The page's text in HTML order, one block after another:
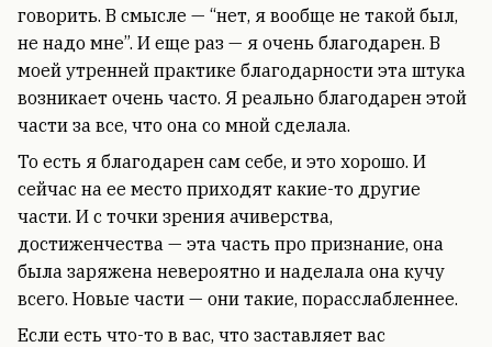
говорить. В смысле — “нет, я вообще не такой был,
не надо мне”. И еще раз — я очень благодарен. В
моей утренней практике благодарности эта штука
возникает очень часто. Я реально благодарен этой
части за все, что она со мной сделала.
То есть я благодарен сам себе, и это хорошо. И
сейчас на ее место приходят какие-то другие
части. И с точки зрения ачиверства,
достиженчества — эта часть про признание, она
была заряжена невероятно и наделала она кучу
всего. Новые части — они такие, порасслабленнее.
Если есть что-то в вас, что заставляет вас